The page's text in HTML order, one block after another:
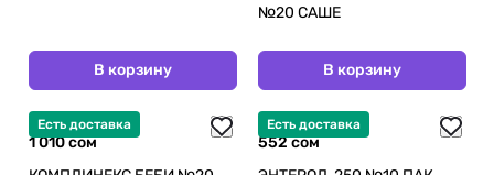
В корзину
№20 САШЕ
В корзину
Есть доставка
1 010 сом
Есть доставка
552 сом